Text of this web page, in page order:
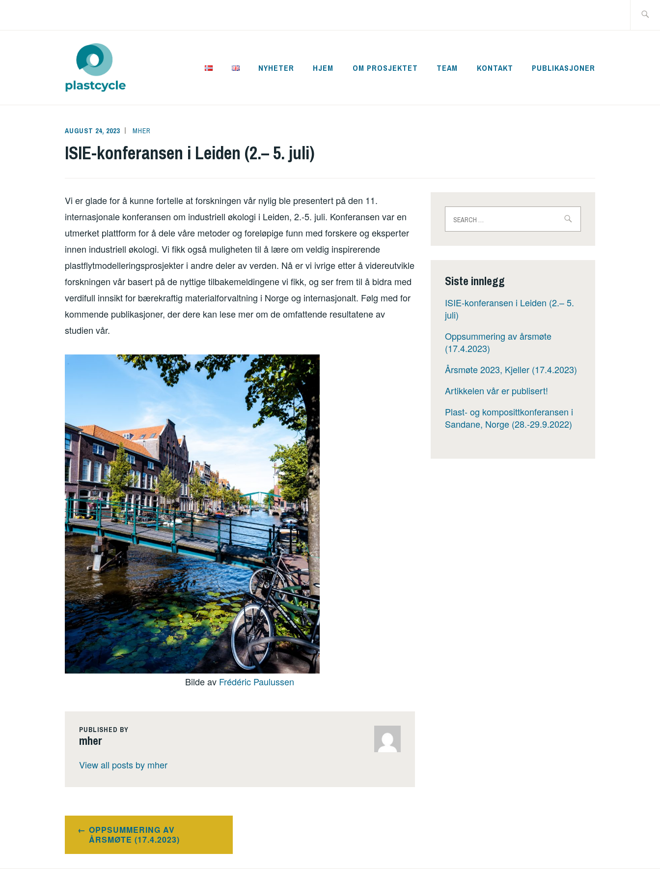
NYHETER HJEM OM PROSJEKTET TEAM KONTAKT PUBLIKASJONER
AUGUST 24, 2023 MHER
ISIE-konferansen i Leiden (2.– 5. juli)
Vi er glade for å kunne fortelle at forskningen vår nylig ble presentert på den 11.
internasjonale konferansen om industriell økologi i Leiden, 2.-5. juli. Konferansen var en
utmerket plattform for å dele våre metoder og foreløpige funn med forskere og eksperter
innen industriell økologi. Vi fikk også muligheten til å lære om veldig inspirerende
plastflytmodelleringsprosjekter i andre deler av verden. Nå er vi ivrige etter å videreutvikle
forskningen vår basert på de nyttige tilbakemeldingene vi fikk, og ser frem til å bidra med
verdifull innsikt for bærekraftig materialforvaltning i Norge og internasjonalt. Følg med for
kommende publikasjoner, der dere kan lese mer om de omfattende resultatene av
studien vår.
Bilde av Frédéric Paulussen
PUBLISHED BY
mher
View all posts by mher
Innleggsnavigasjon
OPPSUMMERING AV
ÅRSMØTE (17.4.2023)
for:
Siste innlegg
ISIE-konferansen i Leiden (2.– 5.
juli)
Oppsummering av årsmøte
(17.4.2023)
Årsmøte 2023, Kjeller (17.4.2023)
Artikkelen vår er publisert!
Plast- og komposittkonferansen i
Sandane, Norge (28.-29.9.2022)